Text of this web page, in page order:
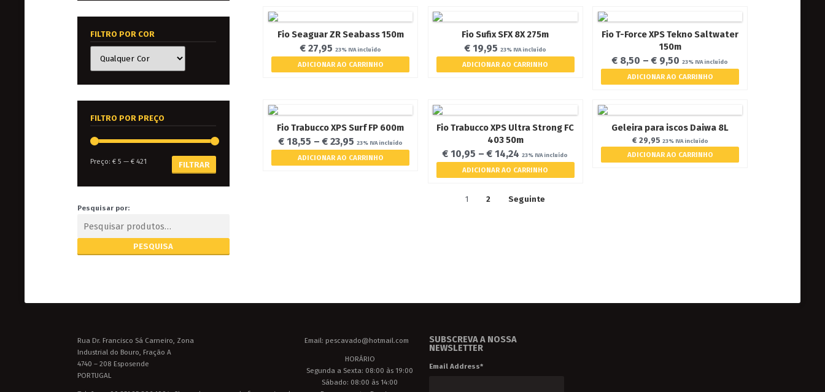
Fio Seaguar ZR Seabass 150m
€27,95 23% IVA incluído
ADICIONAR AO CARRINHO
Fio Sufix SFX 8X 275m
€19,95 23% IVA incluído
ADICIONAR AO CARRINHO
Fio T-Force XPS Tekno Saltwater
150m
€ 8,50 –€ 9,50 23% IVA incluído
ADICIONAR AO CARRINHO
Fio Trabucco XPS Surf FP 600m
€18,55 –€23,95 23% IVA incluído
ADICIONAR AO CARRINHO
Fio Trabucco XPS Ultra Strong FC
403 50m
€ 10,95 –€ 14,24 23% IVA incluído
ADICIONAR AO CARRINHO
Geleira para iscos Daiwa 8L
€29,95 23% IVA incluído
ADICIONAR AO CARRINHO
1 2 Seguinte
FILTRO POR COR
FILTRO POR PREÇO
FILTRAR
Preço:€ 5 —€ 421
Pesquisar por:
Rua Dr. Francisco Sá Carneiro, Zona
Industrial do Bouro, Fração A
4740 – 208 Esposende
PORTUGAL
Email: pescavado@hotmail.com
HORÁRIO
Segunda a Sexta: 08:00 às 19:00
Sábado: 08:00 às 14:00
SUBSCREVA A NOSSA
NEWSLETTER
Email Address*